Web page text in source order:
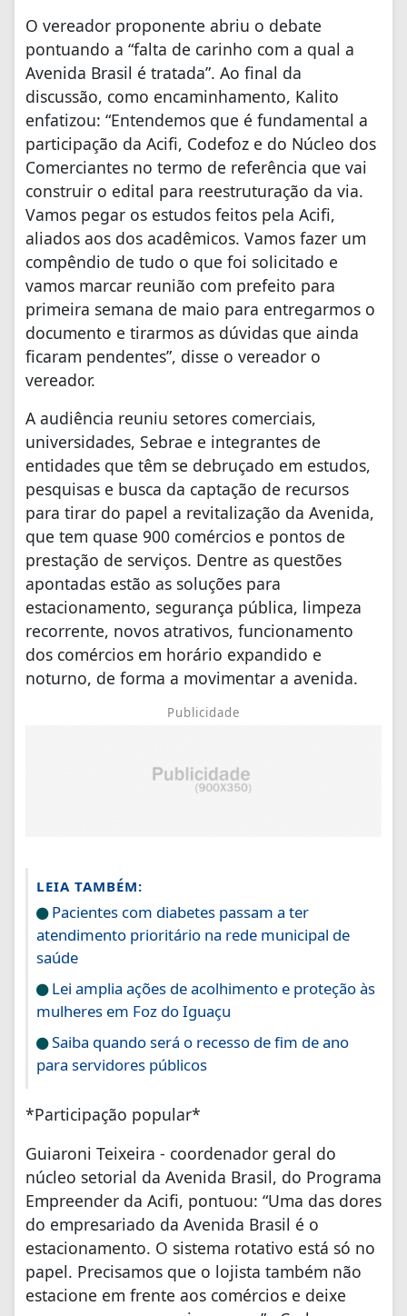
O vereador proponente abriu o debate
pontuando a “falta de carinho com a qual a
Avenida Brasil é tratada”. Ao final da
discussão, como encaminhamento, Kalito
enfatizou: “Entendemos que é fundamental a
participação da Acifi, Codefoz e do Núcleo dos
Comerciantes no termo de referência que vai
construir o edital para reestruturação da via.
Vamos pegar os estudos feitos pela Acifi,
aliados aos dos acadêmicos. Vamos fazer um
compêndio de tudo o que foi solicitado e
vamos marcar reunião com prefeito para
primeira semana de maio para entregarmos o
documento e tirarmos as dúvidas que ainda
ficaram pendentes”, disse o vereador o
vereador.
A audiência reuniu setores comerciais,
universidades, Sebrae e integrantes de
entidades que têm se debruçado em estudos,
pesquisas e busca da captação de recursos
para tirar do papel a revitalização da Avenida,
que tem quase 900 comércios e pontos de
prestação de serviços. Dentre as questões
apontadas estão as soluções para
estacionamento, segurança pública, limpeza
recorrente, novos atrativos, funcionamento
dos comércios em horário expandido e
noturno, de forma a movimentar a avenida.
Publicidade
LEIA TAMBÉM:
Pacientes com diabetes passam a ter
atendimento prioritário na rede municipal de
saúde
Lei amplia ações de acolhimento e proteção às
mulheres em Foz do Iguaçu
Saiba quando será o recesso de fim de ano
para servidores públicos
*Participação popular*
Guiaroni Teixeira - coordenador geral do
núcleo setorial da Avenida Brasil, do Programa
Empreender da Acifi, pontuou: “Uma das dores
do empresariado da Avenida Brasil é o
estacionamento. O sistema rotativo está só no
papel. Precisamos que o lojista também não
estacione em frente aos comércios e deixe